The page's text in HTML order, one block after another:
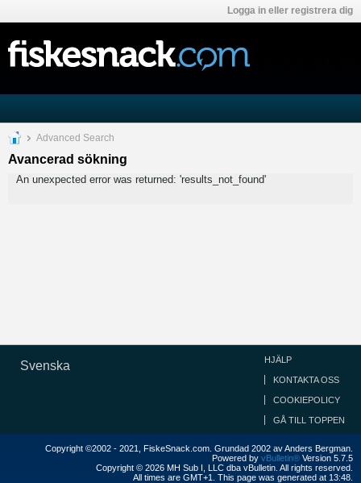
Logga in eller registrera dig
Advanced Search
Avancerad sökning
An unexpected error was returned: 'results_not_found'
Svenska HJÄLP
KONTAKTA OSS
COOKIEPOLICY
GÅ TILL TOPPEN
Copyright ©2002 - 2021, FiskeSnack.com. Grundad 2002 av Anders Bergman.
Powered by vBulletin® Version 5.7.5
Copyright © 2026 MH Sub I, LLC dba vBulletin. All rights reserved.
All times are GMT+1. This page was generated at 13:48.